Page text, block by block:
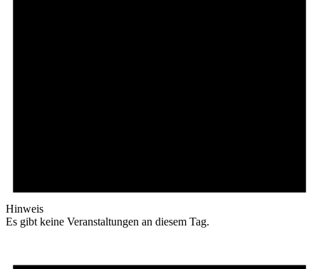
Hinweis
Es gibt keine Veranstaltungen an diesem Tag.